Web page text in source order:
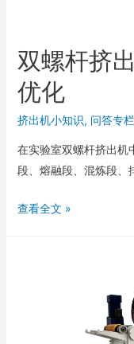
双螺杆挤
优化
挤出机小知识, 问答专栏
在实验室双螺杆挤出机
段、熔融段、混炼段
查看全文 »